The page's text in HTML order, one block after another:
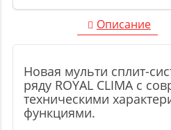
Описание
Новая мульти сплит-
ряду ROYAL CLIMA с
техническими
функциями.